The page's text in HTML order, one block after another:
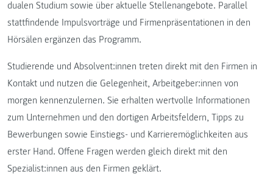
dualen Studium sowie über aktuelle Stellenangebote. Parallel
stattfindende Impulsvorträge und Firmenpräsentationen in den
Hörsälen ergänzen das Programm.
Studierende und Absolvent:innen treten direkt mit den Firmen in
Kontakt und nutzen die Gelegenheit, Arbeitgeber:innen von
morgen kennenzulernen. Sie erhalten wertvolle Informationen
zum Unternehmen und den dortigen Arbeitsfeldern, Tipps zu
Bewerbungen sowie Einstiegs- und Karrieremöglichkeiten aus
erster Hand. Offene Fragen werden gleich direkt mit den
Spezialist:innen aus den Firmen geklärt.